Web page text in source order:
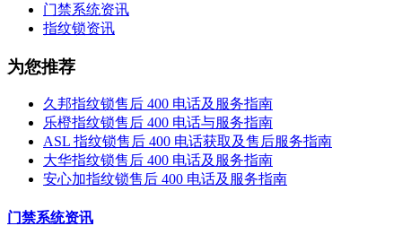
门禁系统资讯
指纹锁资讯
为您推荐
久邦指纹锁售后 400 电话及服务指南
乐橙指纹锁售后 400 电话与服务指南
ASL 指纹锁售后 400 电话获取及售后服务指南
大华指纹锁售后 400 电话及服务指南
安心加指纹锁售后 400 电话及服务指南
门禁系统资讯